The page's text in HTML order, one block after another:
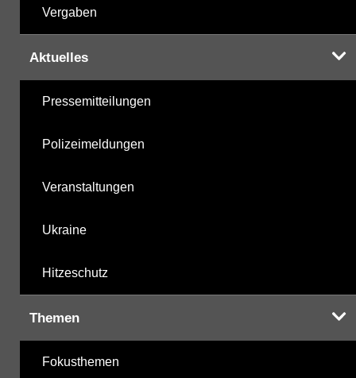
Vergaben
Aktuelles
Pressemitteilungen
Polizeimeldungen
Veranstaltungen
Ukraine
Hitzeschutz
Themen
Fokusthemen